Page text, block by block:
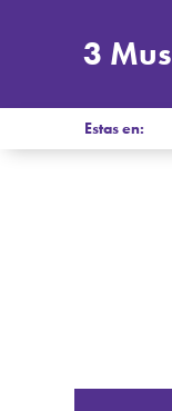
3
Estas en: